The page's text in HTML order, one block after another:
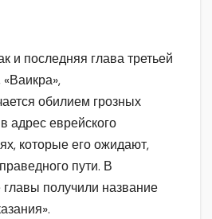
и последняя глава третьей
обилием грозных
адрес еврейского
которые его ожидают,
пути. В
главы получили название